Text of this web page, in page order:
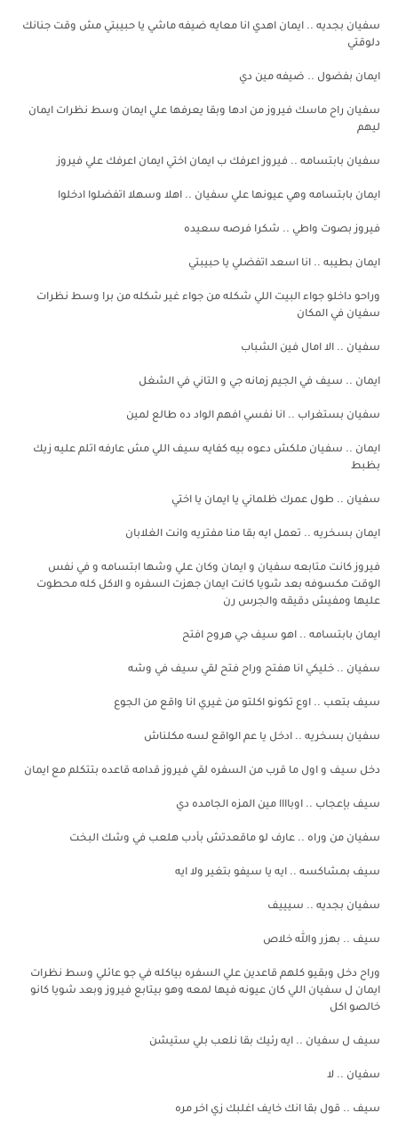
سفيان بجديه .. ايمان اهدي انا معايه ضيفه ماشي يا حبيبتي مش وقت جنانك
دلوقتي
ايمان بفضول .. ضيفه مين دي
سفيان راح ماسك فيروز من ادها وبقا يعرفها علي ايمان وسط نظرات ايمان
ليهم
سفيان بابتسامه .. فيروز اعرفك ب ايمان اختي ايمان اعرفك علي فيروز
ايمان بابتسامه وهي عيونها علي سفيان .. اهلا وسهلا اتفضلوا ادخلوا
فيروز بصوت واطي .. شكرا فرصه سعيده
ايمان بطيبه .. انا اسعد اتفضلي يا حبيبتي
وراحو داخلو جواء البيت اللي شكله من جواء غير شكله من برا وسط نظرات
سفيان في المكان
سفيان .. الا امال فين الشباب
ايمان .. سيف في الجيم زمانه جي و التاني في الشغل
سفيان بستغراب .. انا نفسي افهم الواد ده طالع لمين
ايمان .. سفيان ملكش دعوه بيه كفايه سيف اللي مش عارفه اتلم عليه زيك
بظبط
سفيان .. طول عمرك ظلماني يا ايمان يا اختي
ايمان بسخريه .. تعمل ايه بقا منا مفتريه وانت الغلابان
فيروز كانت متابعه سفيان و ايمان وكان علي وشها ابتسامه و في نفس
الوقت مكسوفه بعد شويا كانت ايمان جهزت السفره و الاكل كله محطوت
عليها ومفيش دقيقه والجرس رن
ايمان بابتسامه .. اهو سيف جي هروح افتح
سفيان .. خليكي انا هفتح وراح فتح لقي سيف في وشه
سيف بتعب .. اوع تكونو اكلتو من غيري انا واقع من الجوع
سفيان بسخريه .. ادخل يا عم الواقع لسه مكلناش
دخل سيف و اول ما قرب من السفره لقي فيروز قدامه قاعده بتتكلم مع ايمان
سيف بإعجاب .. اوباااا مين المزه الجامده دي
سفيان من وراه .. عارف لو ماقعدتش بأدب هلعب في وشك البخت
سيف بمشاكسه .. ايه يا سيفو بتغير ولا ايه
سفيان بجديه .. سيييف
سيف .. بهزر والله خلاص
وراح دخل وبقيو كلهم قاعدين علي السفره بياكله في جو عائلي وسط نظرات
ايمان ل سفيان اللي كان عيونه فيها لمعه وهو بيتابع فيروز وبعد شويا كانو
خالصو اكل
سيف ل سفيان .. ايه رئيك بقا نلعب بلي ستيشن
سفيان .. لا
سيف .. قول بقا انك خايف اغلبك زي اخر مره